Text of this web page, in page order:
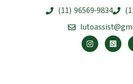
(11) 96569-9834